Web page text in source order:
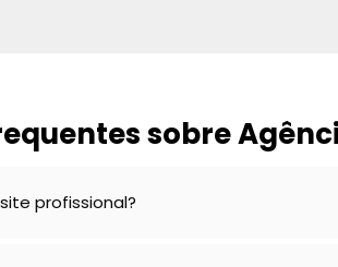
sobre
profissional?